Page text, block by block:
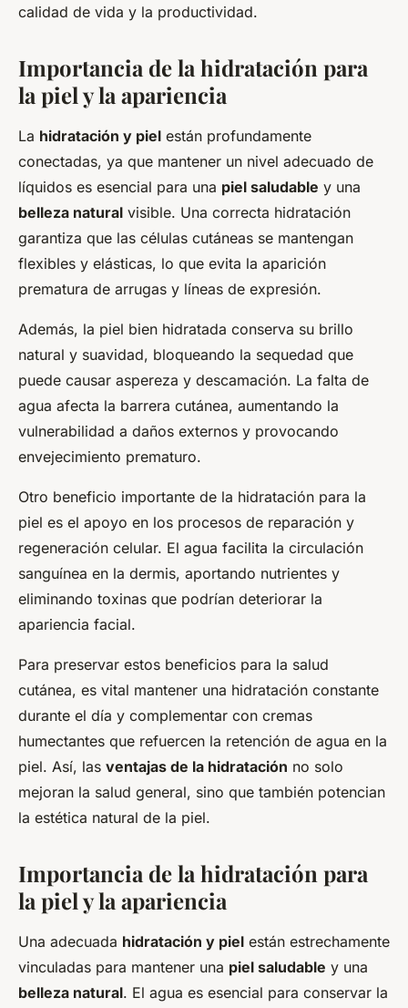
calidad de vida y la productividad.
Importancia de la hidratación para
la piel y la apariencia
La hidratación y piel están profundamente
conectadas, ya que mantener un nivel adecuado de
líquidos es esencial para una piel saludable y una
belleza natural visible. Una correcta hidratación
garantiza que las células cutáneas se mantengan
flexibles y elásticas, lo que evita la aparición
prematura de arrugas y líneas de expresión.
Además, la piel bien hidratada conserva su brillo
natural y suavidad, bloqueando la sequedad que
puede causar aspereza y descamación. La falta de
agua afecta la barrera cutánea, aumentando la
vulnerabilidad a daños externos y provocando
envejecimiento prematuro.
Otro beneficio importante de la hidratación para la
piel es el apoyo en los procesos de reparación y
regeneración celular. El agua facilita la circulación
sanguínea en la dermis, aportando nutrientes y
eliminando toxinas que podrían deteriorar la
apariencia facial.
Para preservar estos beneficios para la salud
cutánea, es vital mantener una hidratación constante
durante el día y complementar con cremas
humectantes que refuercen la retención de agua en la
piel. Así, las ventajas de la hidratación no solo
mejoran la salud general, sino que también potencian
la estética natural de la piel.
Importancia de la hidratación para
la piel y la apariencia
Una adecuada hidratación y piel están estrechamente
vinculadas para mantener una piel saludable y una
belleza natural. El agua es esencial para conservar la